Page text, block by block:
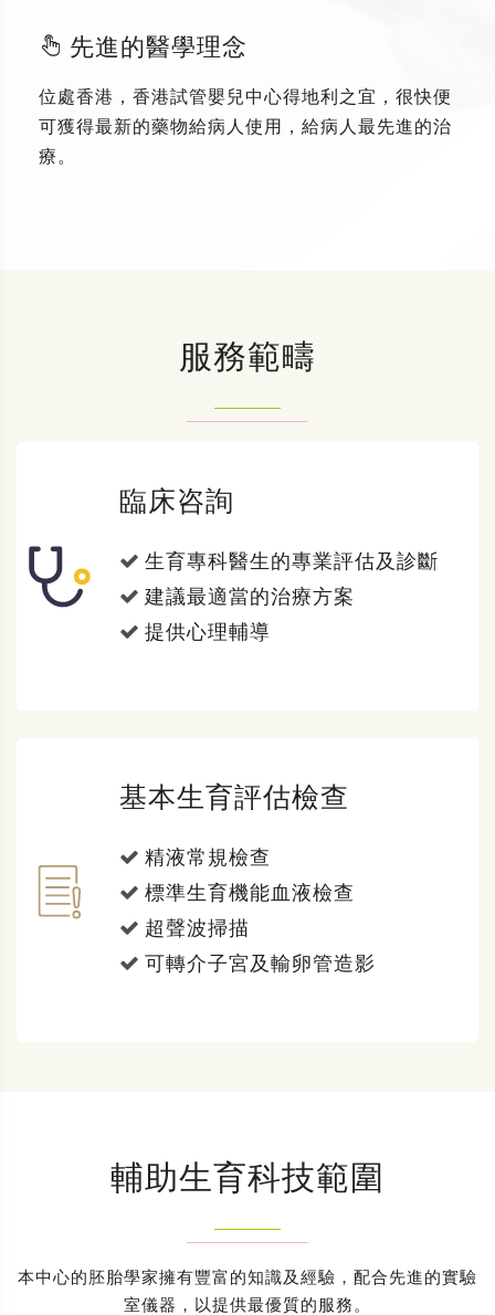
先進的醫學理念
位處香港，香港試管嬰兒中心得地利之宜，很快便
可獲得最新的藥物給病人使用，給病人最先進的治
療。
服務範疇
臨床咨詢
生育專科醫生的專業評估及診斷
建議最適當的治療方案
提供心理輔導
基本生育評估檢查
精液常規檢查
標準生育機能血液檢查
超聲波掃描
可轉介子宮及輸卵管造影
輔助生育科技範圍
本中心的胚胎學家擁有豐富的知識及經驗，配合先進的實驗
室儀器，以提供最優質的服務。